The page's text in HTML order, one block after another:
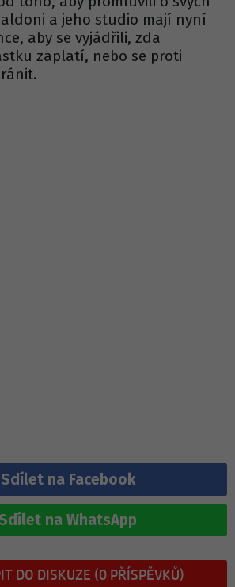
a jeho studio mají nyní
aby se vyjádřili, zda
zaplatí, nebo se proti
Sdílet na Facebook
Sdílet na WhatsApp
DO DISKUZE (0 PŘÍSPĚVKŮ)